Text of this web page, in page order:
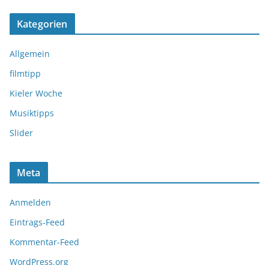
Kategorien
Allgemein
filmtipp
Kieler Woche
Musiktipps
Slider
Meta
Anmelden
Eintrags-Feed
Kommentar-Feed
WordPress.org